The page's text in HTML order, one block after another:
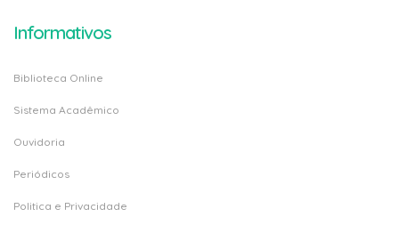
Informativos
Biblioteca Online
Sistema Acadêmico
Ouvidoria
Periódicos
Politica e Privacidade